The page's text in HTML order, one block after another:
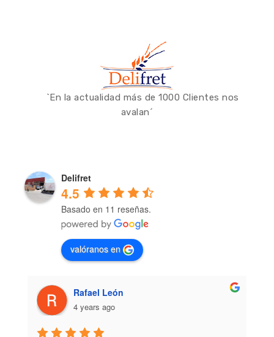
`En la actualidad más de 1000 Clientes nos
avalan´
Delifret
4.5
Basado en 11 reseñas.
valóranos en
Rafael León
4 years ago